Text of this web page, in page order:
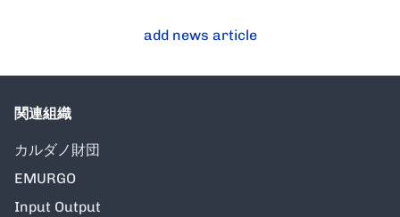
add news article
関連組織
カルダノ財団
EMURGO
Input Output